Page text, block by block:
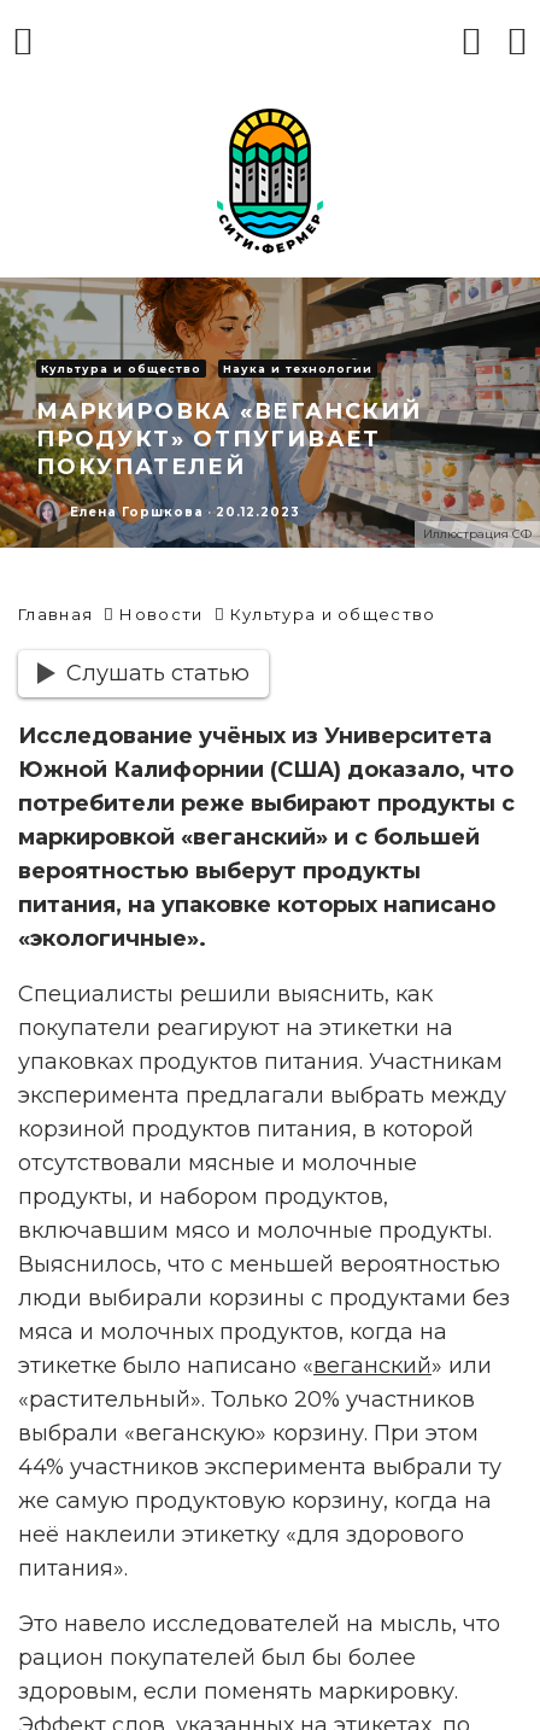
Иллюстрация СФ
Культура и общество Наука и технологии
МАРКИРОВКА «ВЕГАНСКИЙ
ПРОДУКТ» ОТПУГИВАЕТ
ПОКУПАТЕЛЕЙ
Елена Горшкова · 20.12.2023
Главная Новости Культура и общество
Слушать статью
Исследование учёных из Университета
Южной Калифорнии (США) доказало, что
потребители реже выбирают продукты с
маркировкой «веганский» и с большей
вероятностью выберут продукты
питания, на упаковке которых написано
«экологичные».
Специалисты решили выяснить, как
покупатели реагируют на этикетки на
упаковках продуктов питания. Участникам
эксперимента предлагали выбрать между
корзиной продуктов питания, в которой
отсутствовали мясные и молочные
продукты, и набором продуктов,
включавшим мясо и молочные продукты.
Выяснилось, что с меньшей вероятностью
люди выбирали корзины с продуктами без
мяса и молочных продуктов, когда на
этикетке было написано «веганский» или
«растительный». Только 20% участников
выбрали «веганскую» корзину. При этом
44% участников эксперимента выбрали ту
же самую продуктовую корзину, когда на
неё наклеили этикетку «для здорового
питания».
Это навело исследователей на мысль, что
рацион покупателей был бы более
здоровым, если поменять маркировку.